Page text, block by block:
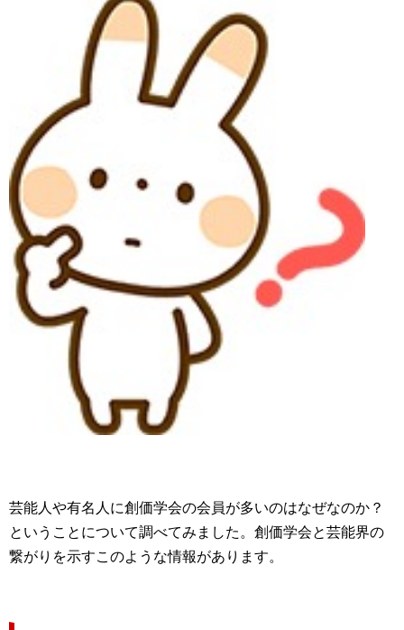
芸能人や有名人に創価学会の会員が多いのはなぜなのか？
ということについて調べてみました。創価学会と芸能界の
繋がりを示すこのような情報があります。